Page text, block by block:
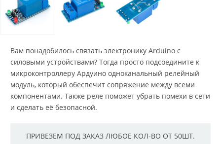
Вам понадобилось связать электронику Arduino с
силовыми устройствами? Тогда просто подсоедините к
микроконтроллеру Ардуино одноканальный релейный
модуль, который обеспечит сопряжение между всеми
компонентами. Также реле поможет убрать помехи в сети
и сделать её безопасной.
ПРИВЕЗЕМ ПОД ЗАКАЗ ЛЮБОЕ КОЛ-ВО ОТ 50ШТ.